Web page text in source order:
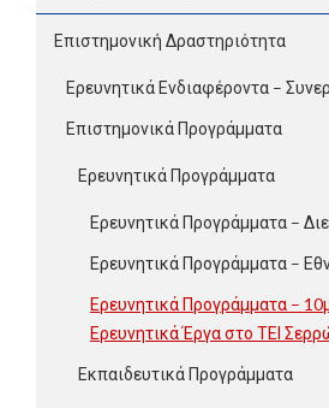
Επιστημονική Δραστηριότητα
Ερευνητικά Ενδιαφέροντα –
Επιστημονικά Προγράμματα
Ερευνητικά Προγράμματα
Ερευνητικά Προγράμματα –
Ερευνητικά Προγράμματα –
Ερευνητικά Προγράμματα –
Ερευνητικά Έργα στο ΤΕΙ
Εκπαιδευτικά Προγράμματα